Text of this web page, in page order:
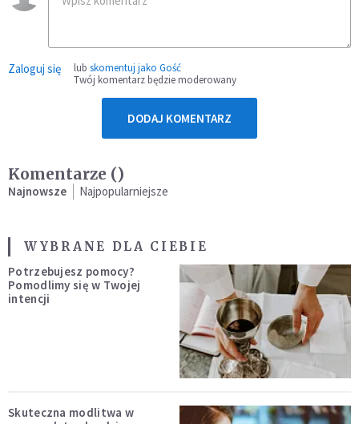
Zaloguj się lub skomentuj jako Gość
Twój komentarz będzie moderowany
DODAJ KOMENTARZ
Komentarze ()
Najnowsze Najpopularniejsze
WYBRANE DLA CIEBIE
Potrzebujesz pomocy?
Pomodlimy się w Twojej
intencji
Skuteczna modlitwa w